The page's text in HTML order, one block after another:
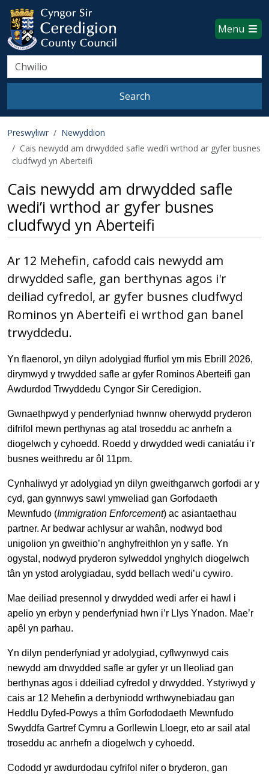
Skip to main content
Ceredigion County Council
Menu
Search
Search
Preswyliwr
Newyddion
Cais newydd am drwydded safle wedi’i wrthod ar gyfer busnes
cludfwyd yn Aberteifi
Cais newydd am drwydded safle
wedi’i wrthod ar gyfer busnes
cludfwyd yn Aberteifi
Ar 12 Mehefin, cafodd cais newydd am
drwydded safle, gan berthynas agos i'r
deiliad cyfredol, ar gyfer busnes cludfwyd
Rominos yn Aberteifi ei wrthod gan banel
trwyddedu.
Yn flaenorol, yn dilyn adolygiad ffurfiol ym mis Ebrill 2026,
dirymwyd y trwydded safle ar gyfer Rominos Aberteifi gan
Awdurdod Trwyddedu Cyngor Sir Ceredigion.
Gwnaethpwyd y penderfyniad hwnnw oherwydd pryderon
difrifol mewn perthynas ag atal troseddu ac anrhefn a
diogelwch y cyhoedd. Roedd y drwydded wedi caniatáu i’r
busnes weithredu ar ôl 11pm.
Cynhaliwyd yr adolygiad yn dilyn gweithgarwch gorfodi ar y
cyd, gan gynnwys sawl ymweliad gan Gorfodaeth
Mewnfudo (Immigration Enforcement) ac asiantaethau
partner. Ar bedwar achlysur ar wahân, nodwyd bod
unigolion yn gweithio’n anghyfreithlon yn y safle. Yn
ogystal, nodwyd pryderon sylweddol ynghylch diogelwch
tân yn ystod arolygiadau, sydd bellach wedi’u cywiro.
Mae deiliad presennol y drwydded wedi arfer ei hawl i
apelio yn erbyn y penderfyniad hwn i’r Llys Ynadon. Mae’r
apêl yn parhau.
Yn dilyn penderfyniad yr adolygiad, cyflwynwyd cais
newydd am drwydded safle ar gyfer yr un lleoliad gan
berthynas agos i ddeiliad cyfredol y drwydded. Ystyriwyd y
cais ar 12 Mehefin a derbyniodd wrthwynebiadau gan
Heddlu Dyfed-Powys a thîm Gorfododaeth Mewnfudo
Swyddfa Gartref Cymru a Gorllewin Lloegr, eto ar sail atal
troseddu ac anrhefn a diogelwch y cyhoedd.
Cododd yr awdurdodau cyfrifol nifer o bryderon, gan